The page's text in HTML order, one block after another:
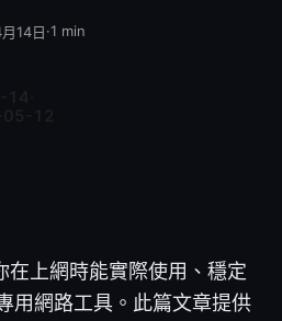
14日·1 min
上網時能實際使用、穩定
用網路工具。此篇文章提供